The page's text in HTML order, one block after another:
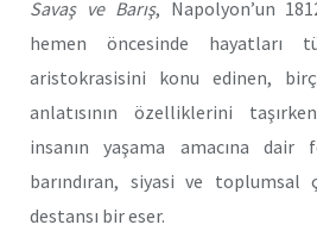
Savaş ve Barış, Napolyon’un
hemen öncesinde hayatları
aristokrasisini konu edinen,
anlatısının özelliklerini
insanın yaşama amacına dair
barındıran, siyasi ve toplumsal
destansı bir eser.